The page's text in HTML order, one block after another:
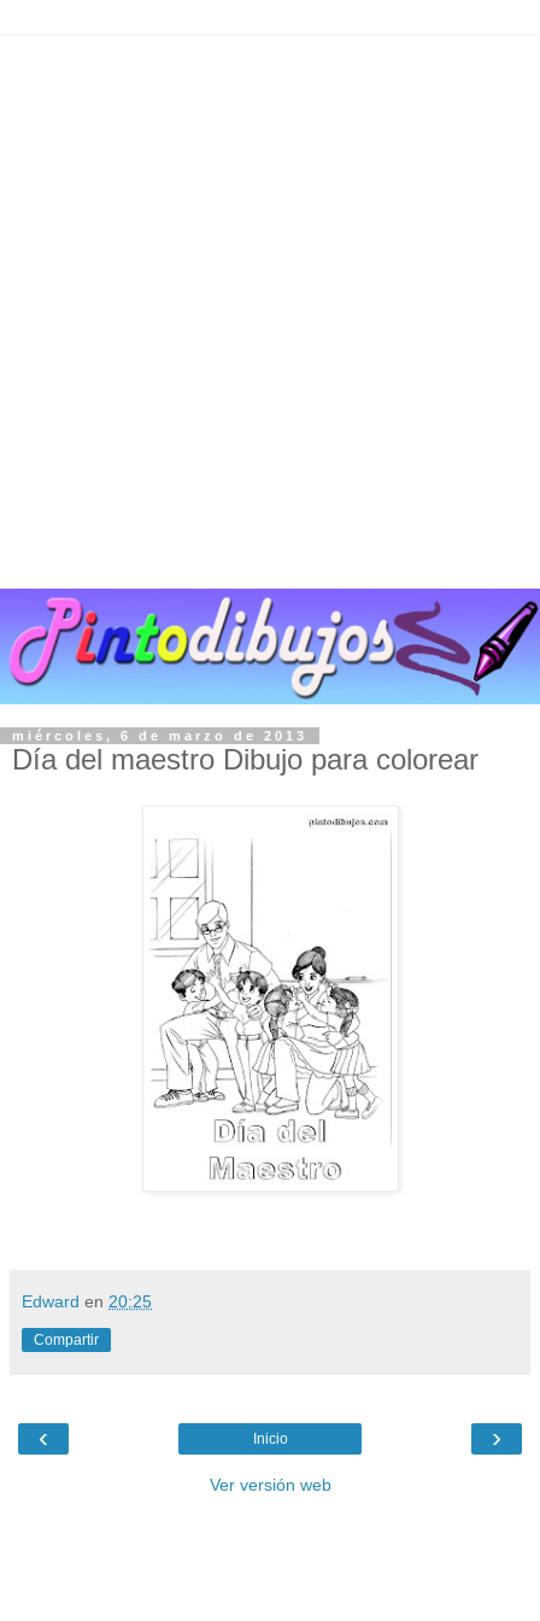
miércoles, 6 de marzo de 2013
Día del maestro Dibujo para colorear
Edward en 20:25
Compartir
‹ ›
Inicio
Ver versión web